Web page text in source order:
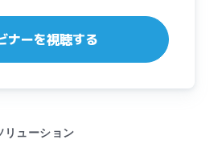
ナーを視聴する
リューション